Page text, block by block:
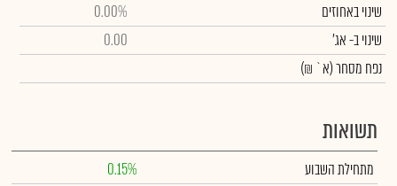
שינוי באחוזים
0.00%
שינויב- אג'
0.00
נפח מסחר(א` ₪)
תשואות
מתחילת השבוע
0.15%